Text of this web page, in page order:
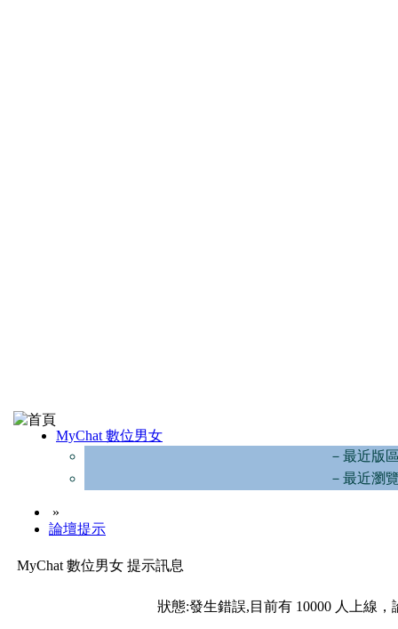
MyChat 數位男女
－最近版
－最近瀏
»
論壇提示
MyChat 數位男女 提示訊息
狀態:發生錯誤,目前有 10000 人上線